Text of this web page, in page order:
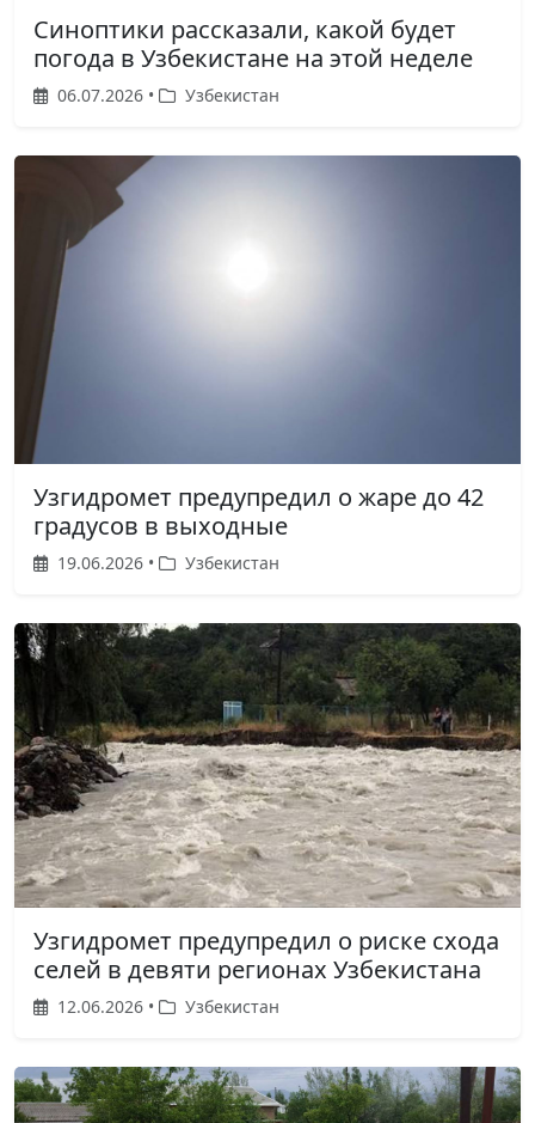
Синоптики рассказали, какой будет
погода в Узбекистане на этой неделе
06.07.2026 • Узбекистан
Узгидромет предупредил о жаре до 42
градусов в выходные
19.06.2026 • Узбекистан
Узгидромет предупредил о риске схода
селей в девяти регионах Узбекистана
12.06.2026 • Узбекистан